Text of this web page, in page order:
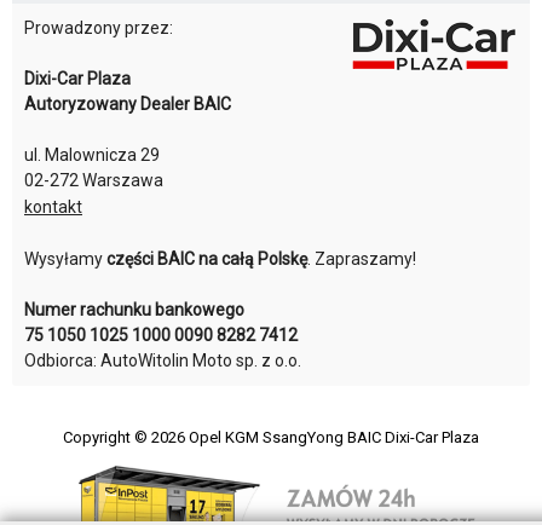
Prowadzony przez:
Dixi-Car Plaza
Autoryzowany Dealer BAIC
ul. Malownicza 29
02-272 Warszawa
kontakt
Wysyłamyczęści BAIC na całą Polskę. Zapraszamy!
Numer rachunku bankowego
75 1050 1025 1000 0090 8282 7412
Odbiorca: AutoWitolin Moto sp. z o.o.
Copyright © 2026 Opel KGM SsangYong BAIC Dixi-Car Plaza